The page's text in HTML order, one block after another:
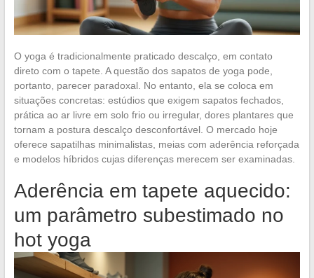
O yoga é tradicionalmente praticado descalço, em contato
direto com o tapete. A questão dos sapatos de yoga pode,
portanto, parecer paradoxal. No entanto, ela se coloca em
situações concretas: estúdios que exigem sapatos fechados,
prática ao ar livre em solo frio ou irregular, dores plantares que
tornam a postura descalço desconfortável. O mercado hoje
oferece sapatilhas minimalistas, meias com aderência reforçada
e modelos híbridos cujas diferenças merecem ser examinadas.
Aderência em tapete aquecido:
um parâmetro subestimado no
hot yoga